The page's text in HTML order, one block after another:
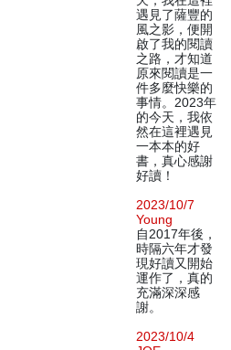
遇見了薩豐的
風之影，便開
啟了我的閱讀
之路，才知道
原來閱讀是一
件多麼快樂的
事情。2023年
的今天，我依
然在這裡遇見
一本本的好
書，真心感謝
好讀！
2023/10/7
Young
自2017年後，
時隔六年才發
現好讀又開始
運作了，真的
充滿深深感
謝。
2023/10/4